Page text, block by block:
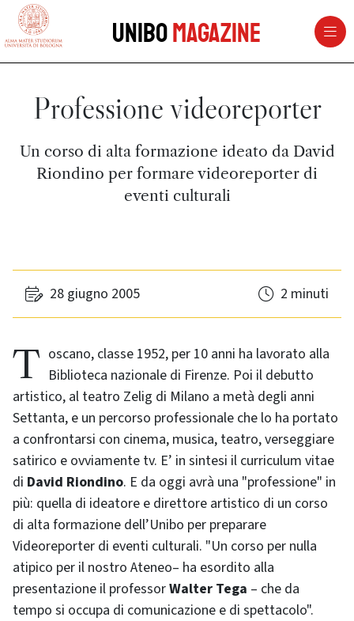
vai al contenuto della pagina
UniboMagazine
Professione videoreporter
Un corso di alta formazione ideato da David
Riondino per formare videoreporter di
eventi culturali
28 giugno 2005 2 minuti
Toscano, classe 1952, per 10 anni ha lavorato alla Biblioteca nazionale di Firenze. Poi il debutto
artistico, al teatro Zelig di Milano a metà degli anni
Settanta, e un percorso professionale che lo ha portato
a confrontarsi con cinema, musica, teatro, verseggiare
satirico e ovviamente tv. E’ in sintesi il curriculum vitae
di David Riondino. E da oggi avrà una "professione" in
più: quella di ideatore e direttore artistico di un corso
di alta formazione dell’Unibo per preparare
Videoreporter di eventi culturali. "Un corso per nulla
atipico per il nostro Ateneo– ha esordito alla
presentazione il professorWalter Tega – che da
tempo si occupa di comunicazione e di spettacolo".